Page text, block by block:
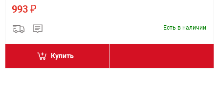
993 ₽
Есть в наличии
Купить